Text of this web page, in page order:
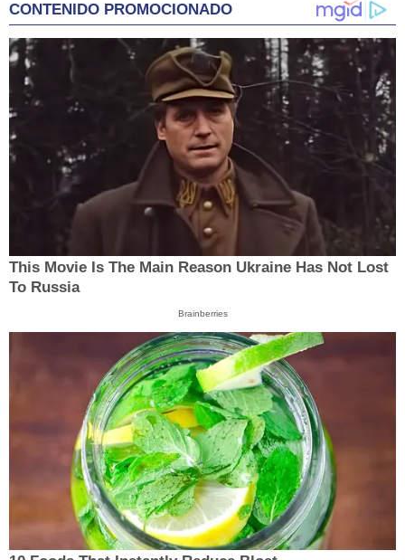
CONTENIDO PROMOCIONADO
This Movie Is The Main Reason Ukraine Has Not Lost
To Russia
Brainberries